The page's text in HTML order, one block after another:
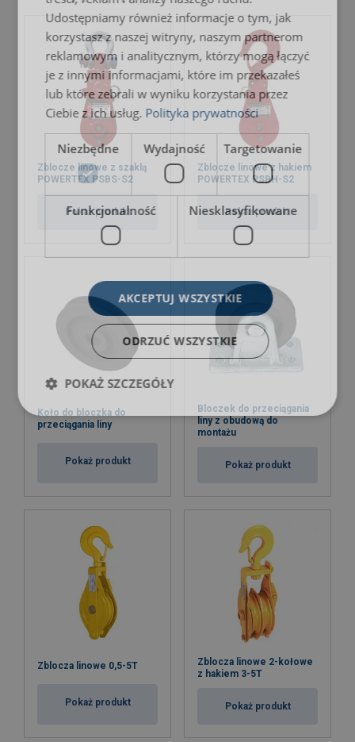
Zblocze linowe z szaklą
POWERTEX PSBS-S2
Pokaż produkt
Zblocze linowe z hakiem
POWERTEX PSBH-S2
Pokaż produkt
Koło do bloczka do
przeciągania liny
Pokaż produkt
Bloczek do przeciągania
liny z obudową do
montażu
Pokaż produkt
Zblocza linowe 0,5-5T
Pokaż produkt
Zblocza linowe 2-kołowe
z hakiem 3-5T
Pokaż produkt
Udostępniamy również informacje o tym, jak
korzystasz z naszej witryny, naszym partnerom
reklamowym i analitycznym, którzy mogą łączyć
je z innymi informacjami, które im przekazałeś
lub które zebrali w wyniku korzystania przez
Ciebie z ich usług. Polityka prywatności
Niezbędne Wydajność Targetowanie
Funkcjonalność Niesklasyfikowane
AKCEPTUJ WSZYSTKIE
ODRZUĆ WSZYSTKIE
POKAŻ SZCZEGÓŁY